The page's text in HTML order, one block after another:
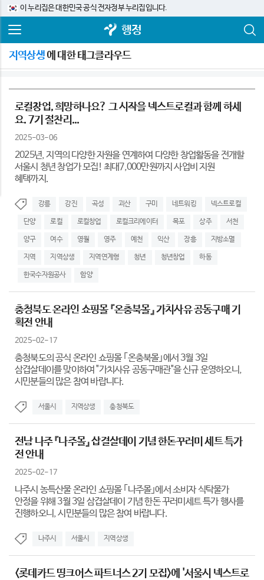
이 누리집은 대한민국 공식 전자정부 누리집입니다.
행정
지역상생에 대한 태그클라우드
로컬창업, 희망하나요? 그 시작을 넥스트로컬과 함께 하세
요. 7기 절찬리...
2025-03-06
2025년, 지역의 다양한 자원을 연계하여 다양한 창업활동을 전개할
서울시 청년 창업가 모집! 최대7,000만원까지 사업비 지원
혜택까지.
강릉 강진 곡성 괴산 구미 네트워킹 넥스트로컬
단양 로컬 로컬창업 로컬크리에이터 목포 상주 서천
양구 여수 영월 영주 예천 익산 장흥 지방소멸
지역 지역상생 지역연계형 청년 청년창업 하동
한국수자원공사 함양
충청북도 온라인 쇼핑몰 『온충북몰』 가치사유 공동구매 기
획전 안내
2025-02-17
충청북도의 공식 온라인 쇼핑몰 ｢온충북몰｣에서 3월 3일
삼겹살데이를 맞이하여 "가치사유 공동구매관"을 신규 운영하오니,
시민분들의 많은 참여 바랍니다.
서울시 지역상생 충청북도
전남 나주 『나주몰』 삽결살데이 기념 한돈꾸러미 세트 특가
전 안내
2025-02-17
나주시 농특산물 온라인 쇼핑몰 ｢나주몰｣에서 소비자 식탁물가
안정을 위해 3월 3일 삼겹살데이 기념 한돈 꾸러미세트 특가 행사를
진행하오니, 시민분들의 많은 참여 바랍니다.
나주시 서울시 지역상생
<롯데카드 띵크어스 파트너스 2기 모집>에 '서울시 넥스트로